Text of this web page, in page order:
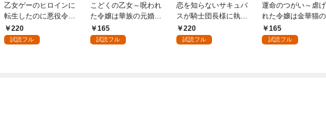
乙女ゲーのヒロインに
転生したのに悪役令嬢
の弟（攻略対象外）に
執着えっちされるんで
220
試読フル
こどくの乙女～呪われ
た令嬢は華族の元婚約
者に溺愛される～: 1
165
試読フル
恋を知らないサキュバ
スが騎士団長様に執着
溺愛されるまで: 1
220
試読フル
運命のつがい～虐
れた令嬢は金華猫
途な愛で幸せを掴む
1
165
試読フル